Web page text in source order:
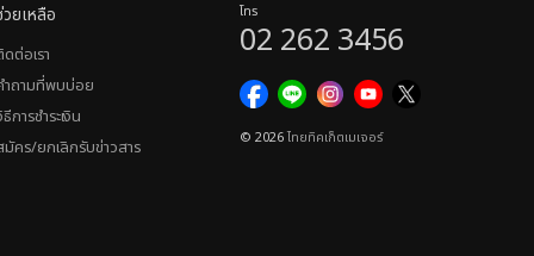
ยเหลือ
ต่อเรา
ำถามที่พบบ่อย
การชำระเงิน
คร/ยกเลิกรับข่าวสาร
โทร
02 262 3456
© 2026ไทยทิคเก็ตเมเจอร์